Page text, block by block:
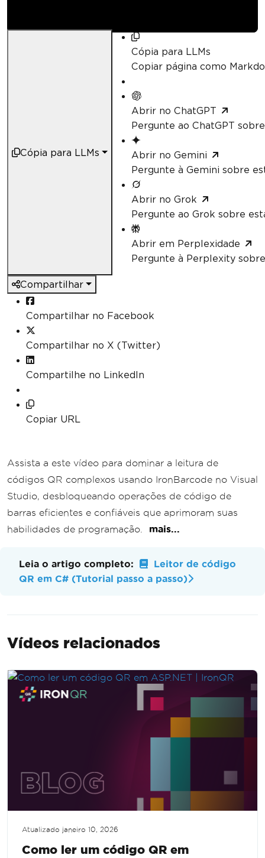
Cópia para LLMs
Cópia para LLMs
Copiar página como
Abrir no ChatGPT
Pergunte ao ChatGPT
Abrir no Gemini
Pergunte à Gemini sobre
Abrir no Grok
Pergunte ao Grok sobre
Abrir em Perplexidade
Pergunte à Perplexity
Compartilhar
Compartilhar no Facebook
Compartilhar no X (Twitter)
Compartilhe no LinkedIn
Copiar URL
Assista a este vídeo para dominar a leitura de
códigos QR complexos usando IronBarcode no Visual
Studio, desbloqueando operações de código de
barras eficientes e confiáveis que aprimoram suas
habilidades de programação.
mais...
Leia o artigo completo:
Leitor de código
QR em C# (Tutorial passo a passo)
Vídeos relacionados
Atualizado janeiro 10, 2026
Como ler um código QR em